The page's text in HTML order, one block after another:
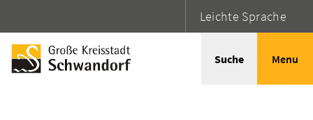
Leichte Sprache
Suche Menu